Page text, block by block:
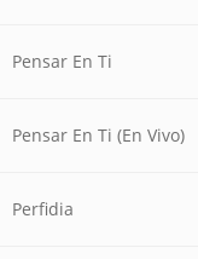
Pensar En Ti
Pensar En Ti (En Vivo)
Perfidia